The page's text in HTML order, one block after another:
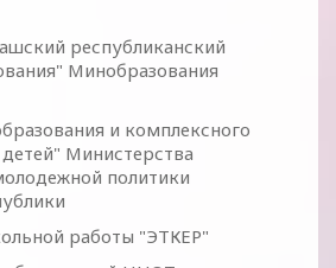
республиканский
Минобразования
и комплексного
Министерства
политики
работы "ЭТКЕР"